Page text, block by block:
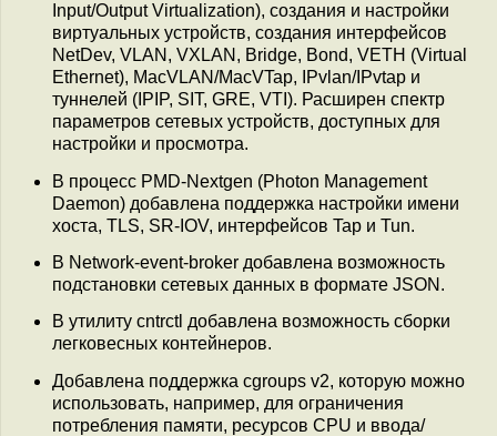
Input/Output Virtualization), создания и настройки
виртуальных устройств, создания интерфейсов
NetDev, VLAN, VXLAN, Bridge, Bond, VETH (Virtual
Ethernet), MacVLAN/MacVTap, IPvlan/IPvtap и
туннелей (IPIP, SIT, GRE, VTI). Расширен спектр
параметров сетевых устройств, доступных для
настройки и просмотра.
В процесс PMD-Nextgen (Photon Management
Daemon) добавлена поддержка настройки имени
хоста, TLS, SR-IOV, интерфейсов Tap и Tun.
В Network-event-broker добавлена возможность
подстановки сетевых данных в формате JSON.
В утилиту cntrctl добавлена возможность сборки
легковесных контейнеров.
Добавлена поддержка cgroups v2, которую можно
использовать, например, для ограничения
потребления памяти, ресурсов CPU и ввода/